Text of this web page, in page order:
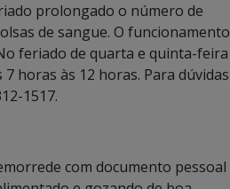
prolongado o número de
de sangue. O funcionamento
feriado de quarta e quinta-feira
horas às 12 horas. Para dúvidas
1517.
com documento pessoal